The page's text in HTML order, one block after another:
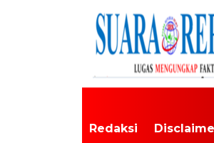
Redaksi